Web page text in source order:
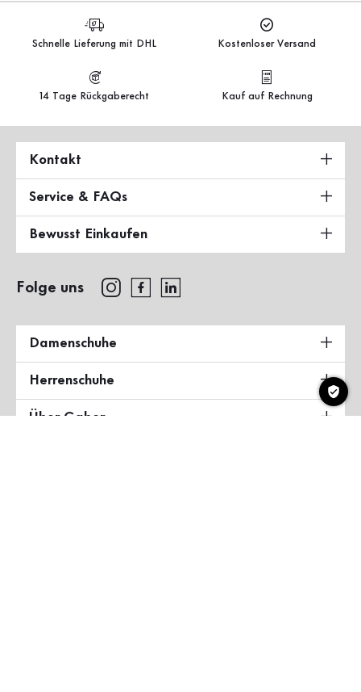
Schnelle Lieferung mit DHL Kostenloser Versand
14 Tage Rückgaberecht Kauf auf Rechnung
Kontakt
Service & FAQs
Bewusst Einkaufen
Folge uns
Damenschuhe
Herrenschuhe
Über Gabor